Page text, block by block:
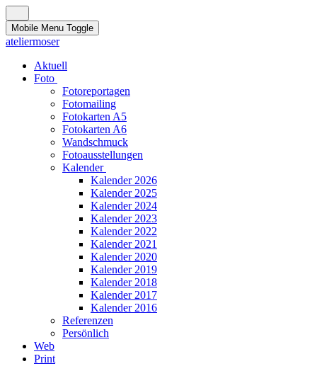
Mobile Menu Toggle
ateliermoser
Aktuell
Foto
Fotoreportagen
Fotomailing
Fotokarten A5
Fotokarten A6
Wandschmuck
Fotoausstellungen
Kalender
Kalender 2026
Kalender 2025
Kalender 2024
Kalender 2023
Kalender 2022
Kalender 2021
Kalender 2020
Kalender 2019
Kalender 2018
Kalender 2017
Kalender 2016
Referenzen
Persönlich
Web
Print